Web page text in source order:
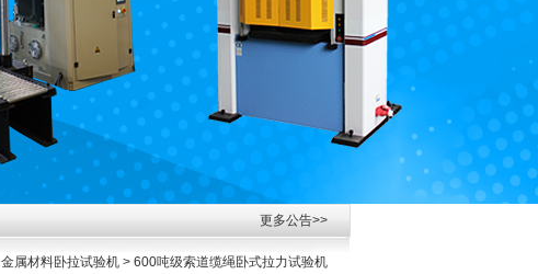
更多公告>>
金属材料卧拉试验机 > 600吨级索道缆绳卧式拉力试验机